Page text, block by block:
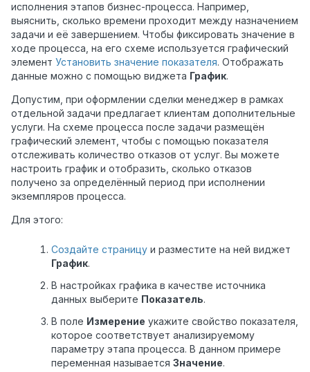
исполнения этапов бизнес-процесса. Например,
выяснить, сколько времени проходит между назначением
задачи и её завершением. Чтобы фиксировать значение в
ходе процесса, на его схеме используется графический
элемент Установить значение показателя. Отображать
данные можно с помощью виджета График.
Допустим, при оформлении сделки менеджер в рамках
отдельной задачи предлагает клиентам дополнительные
услуги. На схеме процесса после задачи размещён
графический элемент, чтобы с помощью показателя
отслеживать количество отказов от услуг. Вы можете
настроить график и отобразить, сколько отказов
получено за определённый период при исполнении
экземпляров процесса.
Для этого:
Создайте страницу и разместите на ней виджет
График.
В настройках графика в качестве источника
данных выберите Показатель.
В поле Измерение укажите свойство показателя,
которое соответствует анализируемому
параметру этапа процесса. В данном примере
переменная называется Значение.